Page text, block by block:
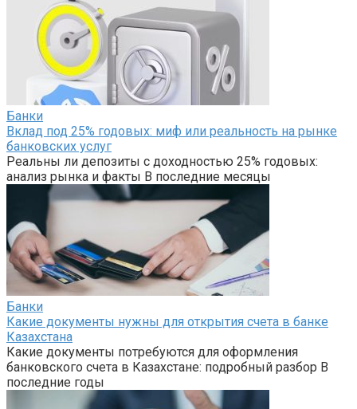
Банки
Вклад под 25% годовых: миф или реальность на рынке
банковских услуг
Реальны ли депозиты с доходностью 25% годовых:
анализ рынка и факты В последние месяцы
Банки
Какие документы нужны для открытия счета в банке
Казахстана
Какие документы потребуются для оформления
банковского счета в Казахстане: подробный разбор В
последние годы